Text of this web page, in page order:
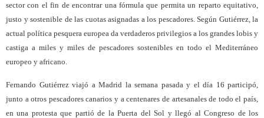
sector con el fin de encontrar una fórmula que permita un reparto equitativo,
justo y sostenible de las cuotas asignadas a los pescadores. Según Gutiérrez, la
actual política pesquera europea da verdaderos privilegios a los grandes lobis y
castiga a miles y miles de pescadores sostenibles en todo el Mediterráneo
europeo y africano.
Fernando Gutiérrez viajó a Madrid la semana pasada y el día 16 participó,
junto a otros pescadores canarios y a centenares de artesanales de todo el país,
en una protesta que partió de la Puerta del Sol y llegó al Congreso de los